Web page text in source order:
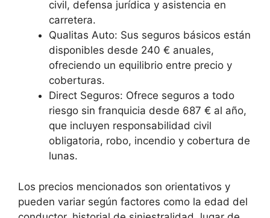
civil, defensa jurídica y asistencia en
carretera.
Qualitas Auto: Sus seguros básicos están
disponibles desde 240 € anuales,
ofreciendo un equilibrio entre precio y
coberturas.
Direct Seguros: Ofrece seguros a todo
riesgo sin franquicia desde 687 € al año,
que incluyen responsabilidad civil
obligatoria, robo, incendio y cobertura de
lunas.
Los precios mencionados son orientativos y
pueden variar según factores como la edad del